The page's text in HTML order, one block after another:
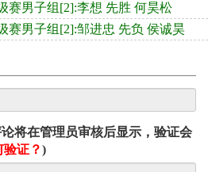
赛男子组[2]:李想 先胜 何昊松
赛男子组[2]:邹进忠 先负 侯诚昊
将在管理员审核后显示，验证会
验证？)